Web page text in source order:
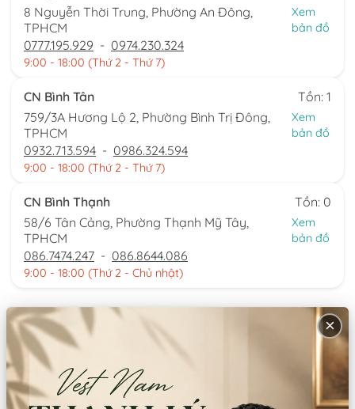
8 Nguyễn Thời Trung, Phường An Đông,
TPHCM
Xem
bản đồ
0777.195.929 - 0974.230.324
9:00 - 18:00 (Thứ 2 - Thứ 7)
CN Bình Tân
Tồn: 1
759/3A Hương Lộ 2, Phường Bình Trị Đông,
TPHCM
Xem
bản đồ
0932.713.594 - 0986.324.594
9:00 - 18:00 (Thứ 2 - Thứ 7)
CN Bình Thạnh
Tồn: 0
58/6 Tân Cảng, Phường Thạnh Mỹ Tây,
TPHCM
Xem
bản đồ
086.7474.247 - 086.8644.086
9:00 - 18:00 (Thứ 2 - Chủ nhật)
Thông tin sản phẩm
Chất liệu:
Xuất xứ:Việt Nam
Hướng dẫn sử dụng:
×